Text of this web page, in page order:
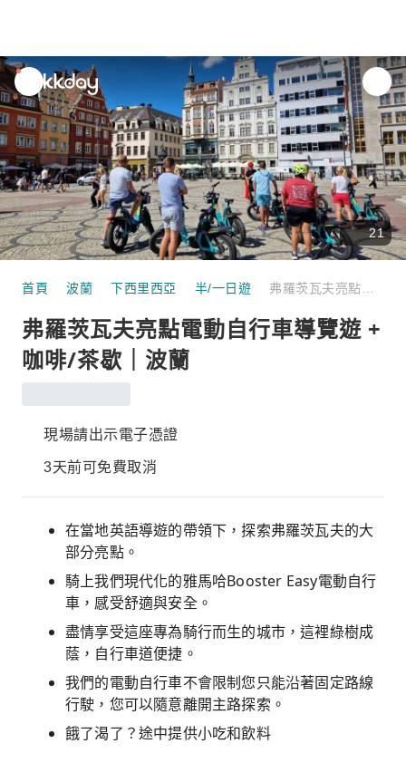
unread
notifications
21
首頁 波蘭 下西里西亞 半/一日遊
弗羅茨瓦夫亮點電動自行車導覽遊 +
咖啡/茶歇｜波蘭
現場請出示電子憑證
3天前可免費取消
在當地英語導遊的帶領下，探索弗羅茨瓦夫的大
部分亮點。
騎上我們現代化的雅馬哈Booster Easy電動自行
車，感受舒適與安全。
盡情享受這座專為騎行而生的城市，這裡綠樹成
蔭，自行車道便捷。
我們的電動自行車不會限制您只能沿著固定路線
行駛，您可以隨意離開主路探索。
餓了渴了？途中提供小吃和飲料